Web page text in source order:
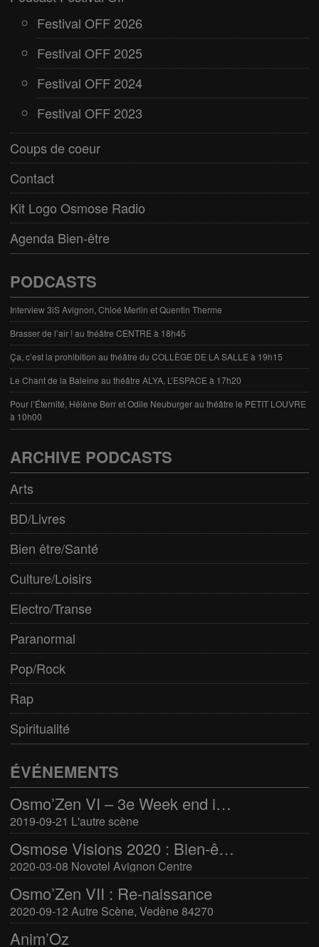
Festival OFF 2026
Festival OFF 2025
Festival OFF 2024
Festival OFF 2023
Coups de coeur
Contact
Kit Logo Osmose Radio
Agenda Bien-être
PODCASTS
Interview 3iS Avignon, Chloé Merlin et Quentin Therme
Brasser de l’air ! au théâtre CENTRE à 18h45
Ça, c’est la prohibition au théâtre du COLLÈGE DE LA SALLE à 19h15
Le Chant de la Baleine au théâtre ALYA, L’ESPACE à 17h20
Pour l’Éternité, Hélène Berr et Odile Neuburger au théâtre le PETIT LOUVRE
à 10h00
ARCHIVE PODCASTS
Arts
BD/Livres
Bien être/Santé
Culture/Loisirs
Electro/Transe
Paranormal
Pop/Rock
Rap
Spiritualité
ÉVÉNEMENTS
Osmo’Zen VI – 3e Week end international du bien-être
2019-09-21 L'autre scène
Osmose Visions 2020 : Bien-être et arts divinatoires
2020-03-08 Novotel Avignon Centre
Osmo’Zen VII : Re-naissance
2020-09-12 Autre Scène, Vedène 84270
Anim’Oz